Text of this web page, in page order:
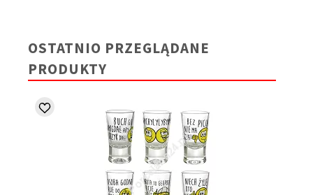
OSTATNIO PRZEGLĄDANE
PRODUKTY